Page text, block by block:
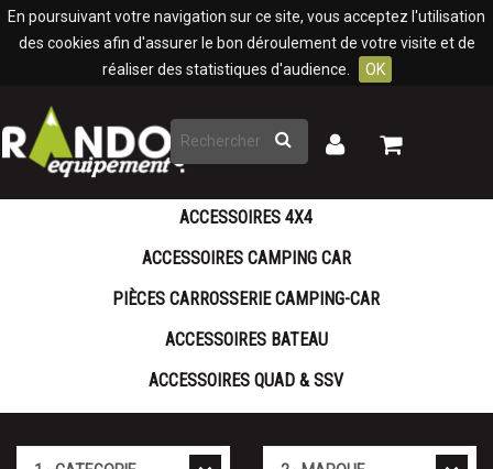
En poursuivant votre navigation sur ce site, vous acceptez l'utilisation
des cookies afin d'assurer le bon déroulement de votre visite et de
réaliser des statistiques d'audience.
OK
Rechercher
Mon
Mon
ACCESSOIRES 4X4
ACCESSOIRES CAMPING CAR
PIÈCES CARROSSERIE CAMPING-CAR
ACCESSOIRES BATEAU
ACCESSOIRES QUAD & SSV
Panneau de gestion des cookies